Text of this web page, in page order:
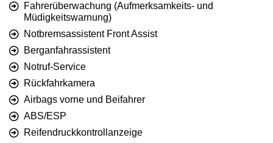
Fahrerüberwachung (Aufmerksamkeits- und
Müdigkeitswarnung)
Notbremsassistent Front Assist
Berganfahrassistent
Notruf-Service
Rückfahrkamera
Airbags vorne und Beifahrer
ABS/ESP
Reifendruckkontrollanzeige